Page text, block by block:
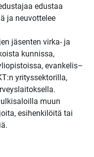
edustaa
ja neuvottelee
jäsenten virka- ja
kunnissa,
evankelis–
yrityssektorilla,
muun
esihenkilöitä tai